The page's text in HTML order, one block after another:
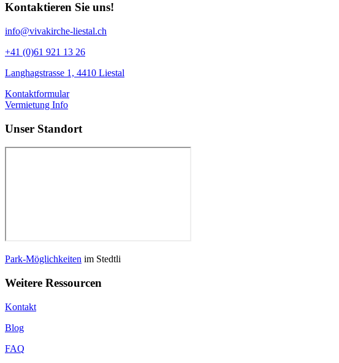
Kontaktieren Sie uns!
info@vivakirche-liestal.ch
+41 (0)61 921 13 26
Langhagstrasse 1, 4410 Liestal
Kontaktformular
Vermietung Info
Unser Standort
Park-Möglichkeiten im Stedtli
Weitere Ressourcen
Kontakt
Blog
FAQ